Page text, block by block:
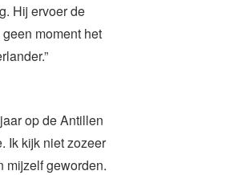
Hij ervoer de
moment het
op de Antillen
Ik kijk niet zozeer
mijzelf geworden.